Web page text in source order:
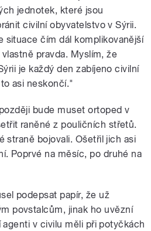
jednotek, které jsou
civilní obyvatelstvo v Sýrii.
situace čím dál komplikovanější
pravda. Myslím, že
je každý den zabíjeno civilní
asi neskončí."
bude muset ortoped v
raněné z pouličních střetů.
straně bojovali. Ošetřil jich asi
Poprvé na měsíc, po druhé na
podepsat papír, že už
povstalcům, jinak ho uvězní
agenti v civilu měli při potyčkách